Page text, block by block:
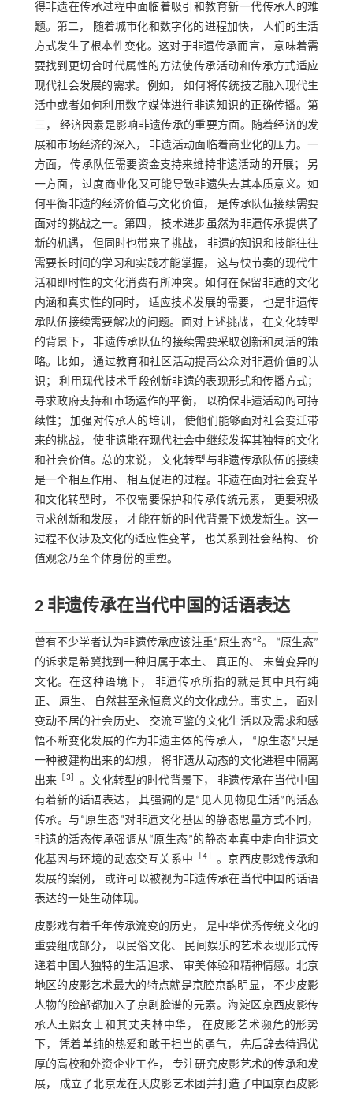
得非遗在传承过程中面临着吸引和教育新一代传承人的难
题。第二， 随着城市化和数字化的进程加快， 人们的生活
方式发生了根本性变化。这对于非遗传承而言， 意味着需
要找到更切合时代属性的方法使传承活动和传承方式适应
现代社会发展的需求。例如， 如何将传统技艺融入现代生
活中或者如何利用数字媒体进行非遗知识的正确传播。第
三， 经济因素是影响非遗传承的重要方面。随着经济的发
展和市场经济的深入， 非遗活动面临着商业化的压力。一
方面， 传承队伍需要资金支持来维持非遗活动的开展； 另
一方面， 过度商业化又可能导致非遗失去其本质意义。如
何平衡非遗的经济价值与文化价值， 是传承队伍接续需要
面对的挑战之一。第四， 技术进步虽然为非遗传承提供了
新的机遇， 但同时也带来了挑战， 非遗的知识和技能往往
需要长时间的学习和实践才能掌握， 这与快节奏的现代生
活和即时性的文化消费有所冲突。如何在保留非遗的文化
内涵和真实性的同时， 适应技术发展的需要， 也是非遗传
承队伍接续需要解决的问题。面对上述挑战， 在文化转型
的背景下， 非遗传承队伍的接续需要采取创新和灵活的策
略。比如， 通过教育和社区活动提高公众对非遗价值的认
识； 利用现代技术手段创新非遗的表现形式和传播方式；
寻求政府支持和市场运作的平衡， 以确保非遗活动的可持
续性； 加强对传承人的培训， 使他们能够面对社会变迁带
来的挑战， 使非遗能在现代社会中继续发挥其独特的文化
和社会价值。总的来说， 文化转型与非遗传承队伍的接续
是一个相互作用、 相互促进的过程。非遗在面对社会变革
和文化转型时， 不仅需要保护和传承传统元素， 更要积极
寻求创新和发展， 才能在新的时代背景下焕发新生。这一
过程不仅涉及文化的适应性变革， 也关系到社会结构、 价
值观念乃至个体身份的重塑。
2 非遗传承在当代中国的话语表达
曾有不少学者认为非遗传承应该注重“原生态”2。 “原生态”
的诉求是希冀找到一种归属于本土、 真正的、 未曾变异的
文化。在这种语境下， 非遗传承所指的就是其中具有纯
正、 原生、 自然甚至永恒意义的文化成分。事实上， 面对
变动不居的社会历史、 交流互鉴的文化生活以及需求和感
悟不断变化发展的作为非遗主体的传承人， “原生态”只是
一种被建构出来的幻想， 将非遗从动态的文化进程中隔离
出来
3
。文化转型的时代背景下， 非遗传承在当代中国
有着新的话语表达， 其强调的是“见人见物见生活”的活态
传承。与“原生态”对非遗文化基因的静态思量方式不同，
非遗的活态传承强调从“原生态”的静态本真中走向非遗文
化基因与环境的动态交互关系中
［4
。京西皮影戏传承和
发展的案例， 或许可以被视为非遗传承在当代中国的话语
表达的一处生动体现。
皮影戏有着千年传承流变的历史， 是中华优秀传统文化的
重要组成部分， 以民俗文化、 民间娱乐的艺术表现形式传
递着中国人独特的生活追求、 审美体验和精神情感。北京
地区的皮影艺术最大的特点就是京腔京韵明显， 不少皮影
人物的脸部都加入了京剧脸谱的元素。海淀区京西皮影传
承人王熙女士和其丈夫林中华， 在皮影艺术濒危的形势
下， 凭着单纯的热爱和敢于担当的勇气， 先后辞去待遇优
厚的高校和外资企业工作， 专注研究皮影艺术的传承和发
展， 成立了北京龙在天皮影艺术团并打造了中国京西皮影